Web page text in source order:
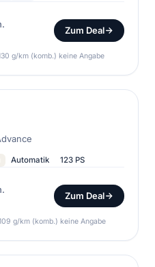
Zum Deal
g/km (komb.) keine Angabe
Automatik 123 PS
Zum Deal
g/km (komb.) keine Angabe